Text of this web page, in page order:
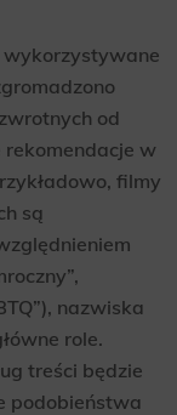
wykorzystywane
od
w
filmy
są
nazwiska
role.
treści będzie
podobieństwa